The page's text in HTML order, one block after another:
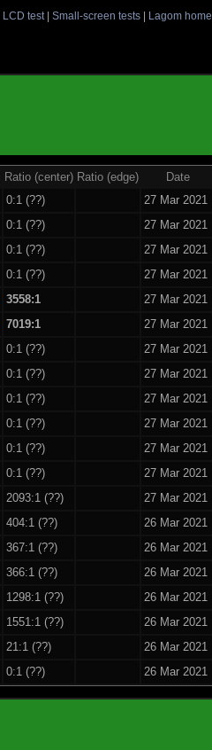
LCD test| Small-screen tests| Lagom home
Ratio (center) Ratio (edge)
Date
0:1 (??)
27 Mar 2021
0:1 (??)
27 Mar 2021
0:1 (??)
27 Mar 2021
0:1 (??)
27 Mar 2021
3558:1
27 Mar 2021
7019:1
27 Mar 2021
0:1 (??)
27 Mar 2021
0:1 (??)
27 Mar 2021
0:1 (??)
27 Mar 2021
0:1 (??)
27 Mar 2021
0:1 (??)
27 Mar 2021
0:1 (??)
27 Mar 2021
2093:1 (??)
27 Mar 2021
404:1 (??)
26 Mar 2021
367:1 (??)
26 Mar 2021
366:1 (??)
26 Mar 2021
1298:1 (??)
26 Mar 2021
1551:1 (??)
26 Mar 2021
21:1 (??)
26 Mar 2021
0:1 (??) 26 Mar 2021